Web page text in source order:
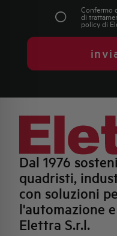
Confermo
di
policydi
Dal 1976
quadristi,
con soluzioni
l'automazione
Elettra S.r.l.